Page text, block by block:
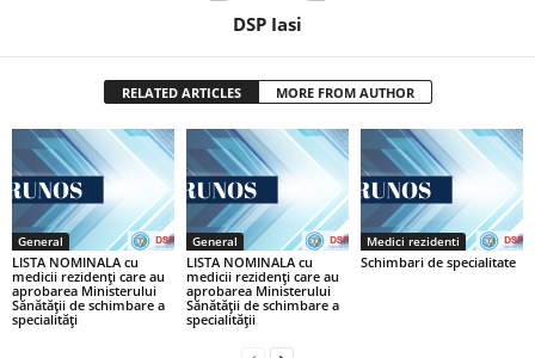
DSP Iasi
RELATED ARTICLES MORE FROM AUTHOR
General
LISTA NOMINALA cu
medicii rezidenţi care au
aprobarea Ministerului
Sănătăţii de schimbare a
specialităţi
General
LISTA NOMINALA cu
medicii rezidenţi care au
aprobarea Ministerului
Sănătăţii de schimbare a
specialităţii
Medici rezidenti
Schimbari de specialitate